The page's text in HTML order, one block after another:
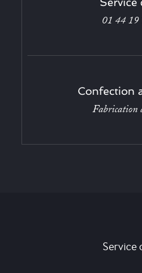
01 44 19
Confection
Fabrication
Service